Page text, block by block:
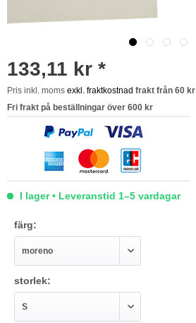
133,11 kr *
Pris inkl. moms exkl. fraktkostnad frakt från 60 kr
Fri frakt på beställningar över 600 kr
I lager • Leveranstid 1–5 vardagar
färg:
storlek: